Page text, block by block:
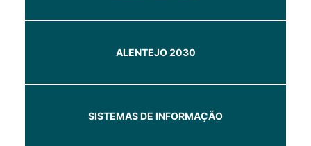
ALENTEJO 2030
SISTEMAS DE INFORMAÇÃO